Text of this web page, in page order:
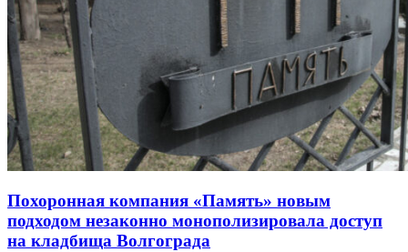
Похоронная компания «Память» новым
подходом незаконно монополизировала доступ
на кладбища Волгограда